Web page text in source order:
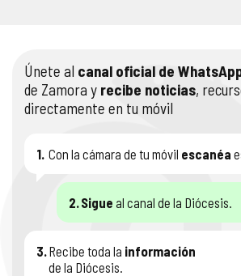
Únete al canal oficial de
de Zamora y recibe noticias,
directamente en tu móvil
1. Con la cámara de tu móvil escanéa
2. Sigue al canal de la Diócesis.
3. Recibe toda la información
de la Diócesis.